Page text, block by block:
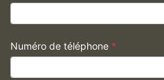
Numéro de téléphone *